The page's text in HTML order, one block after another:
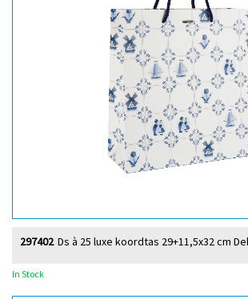
Ds à 25 luxe koordtas 29+11,5x32 cm
297402
In Stock